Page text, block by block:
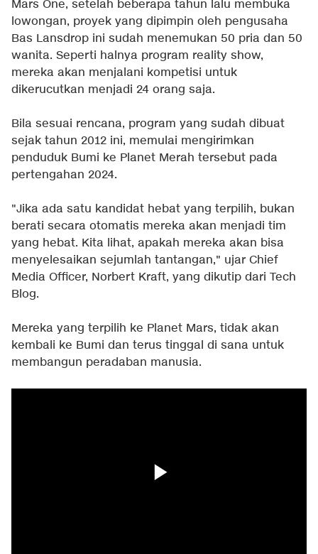
Mars One, setelah beberapa tahun lalu membuka
lowongan, proyek yang dipimpin oleh pengusaha
Bas Lansdrop ini sudah menemukan 50 pria dan 50
wanita. Seperti halnya program reality show,
mereka akan menjalani kompetisi untuk
dikerucutkan menjadi 24 orang saja.
Bila sesuai rencana, program yang sudah dibuat
sejak tahun 2012 ini, memulai mengirimkan
penduduk Bumi ke Planet Merah tersebut pada
pertengahan 2024.
"Jika ada satu kandidat hebat yang terpilih, bukan
berati secara otomatis mereka akan menjadi tim
yang hebat. Kita lihat, apakah mereka akan bisa
menyelesaikan sejumlah tantangan," ujar Chief
Media Officer, Norbert Kraft, yang dikutip dari Tech
Blog.
Mereka yang terpilih ke Planet Mars, tidak akan
kembali ke Bumi dan terus tinggal di sana untuk
membangun peradaban manusia.